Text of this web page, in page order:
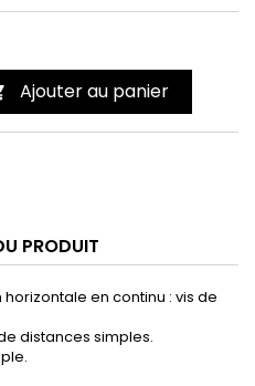
Ajouter au panier
PRODUIT
en continu : vis de
distances simples.